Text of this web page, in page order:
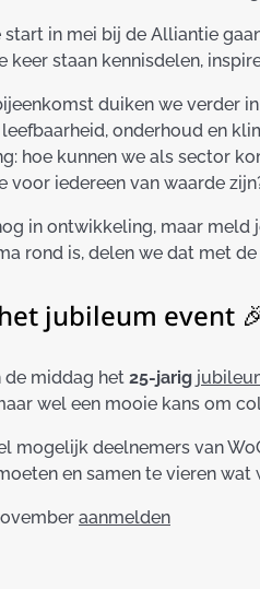
start in mei bij de Alliantie
keer staan kennisdelen,
duiken we verder
onderhoud en
hoe kunnen we als sector
voor iedereen van waarde
in ontwikkeling, maar meld
rond is, delen we dat met
jubileum event
middag het 25-jarig
wel een mooie kans om
mogelijk deelnemers van
en samen te vieren
aanmelden